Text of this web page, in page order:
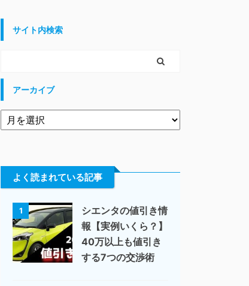
サイト内検索
アーカイブ
よく読まれている記事
1
シエンタの値引き情
報【実例いくら？】
40万以上も値引き
する7つの交渉術